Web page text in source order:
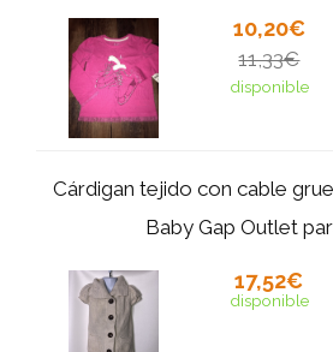
10,20€
11,33€
disponible
Cárdigan tejido con cable
Baby Gap Outlet
17,52€
disponible